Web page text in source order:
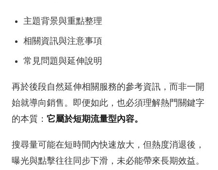
主題背景與重點整理
相關資訊與注意事項
常見問題與延伸說明
再於後段自然延伸相關服務的參考資訊，而非一開
始就導向銷售。即便如此，也必須理解熱門關鍵字
的本質： 它屬於短期流量型內容。
搜尋量可能在短時間內快速放大，但熱度消退後，
曝光與點擊往往同步下滑，未必能帶來長期效益。